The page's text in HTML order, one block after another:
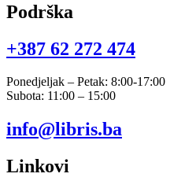
Podrška
+387 62 272 474​
Ponedjeljak – Petak: 8:00-17:00
Subota: 11:00 – 15:00
info@libris.ba
Linkovi